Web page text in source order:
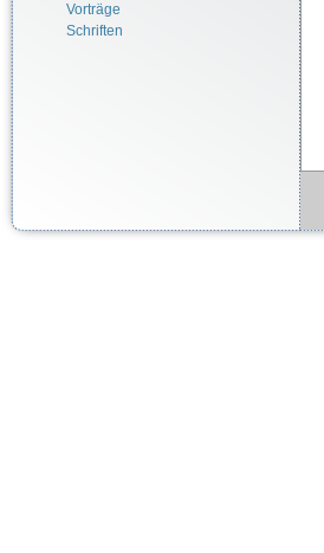
Vorträge
Schriften